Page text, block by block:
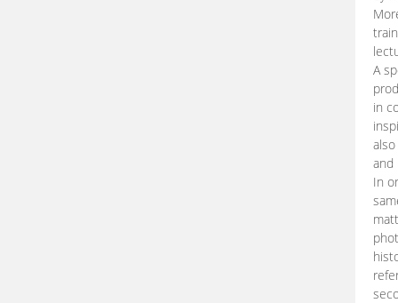
A
in
and
In